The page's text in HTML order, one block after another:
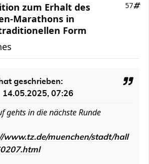
zum Erhalt des
Marathons in
Form
57
hat geschrieben:
14.05.2025, 07:26
gehts in die nächste Runde
www.tz.de/muenchen/stadt/hall